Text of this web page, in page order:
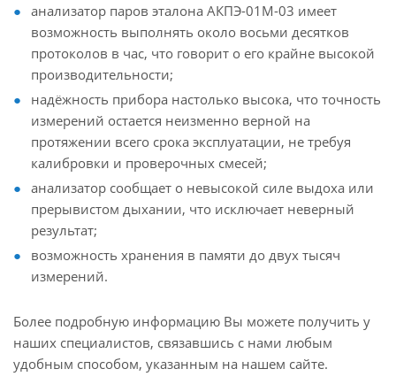
анализатор паров эталона АКПЭ-01М-03 имеет
возможность выполнять около восьми десятков
протоколов в час, что говорит о его крайне высокой
производительности;
надёжность прибора настолько высока, что точность
измерений остается неизменно верной на
протяжении всего срока эксплуатации, не требуя
калибровки и проверочных смесей;
анализатор сообщает о невысокой силе выдоха или
прерывистом дыхании, что исключает неверный
результат;
возможность хранения в памяти до двух тысяч
измерений.
Более подробную информацию Вы можете получить у
наших специалистов, связавшись с нами любым
удобным способом, указанным на нашем сайте.